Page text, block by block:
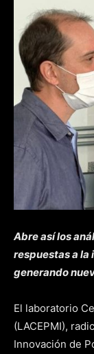
Abre así los
respuestas a la
generando
El laboratorio
(LACEPMI),
Innovación de